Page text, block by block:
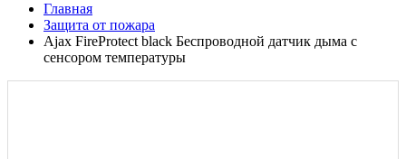
Главная
Защита от пожара
Ajax FireProtect black Беспроводной датчик дыма с
сенсором температуры